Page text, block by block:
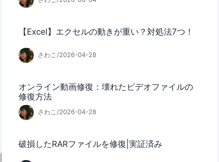
【Excel】エクセルの動きが重い？対処法7つ！
さわこ/2026-04-28
オンライン動画修復：壊れたビデオファイルの
修復方法
さわこ/2026-04-28
破損したRARファイルを修復|実証済み